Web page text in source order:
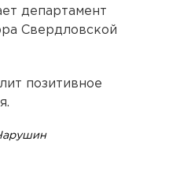
департамент
Свердловской
позитивное